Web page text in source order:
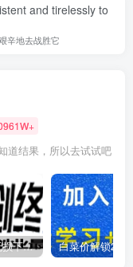
and tirelessly to
辛地去战胜它
道结果，所以去试试吧
全网VIP课程 无损下载~